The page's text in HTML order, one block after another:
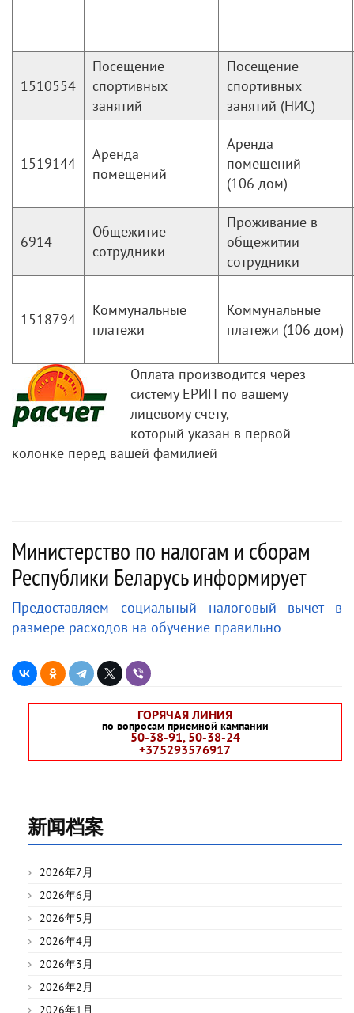
1510554
Посещение
спортивных
занятий
Посещение
спортивных
занятий (НИС)
1519144
Аренда
помещений
Аренда
помещений
(106 дом)
6914
Общежитие
сотрудники
Проживание в
общежитии
сотрудники
1518794
Коммунальные
платежи
Коммунальные
платежи (106 дом)
Оплата производится через
систему ЕРИП по вашему
лицевому счету,
который указан в первой
колонке перед вашей фамилией
Министерство по налогам и сборам
Республики Беларусь информирует
Предоставляем социальный налоговый вычет в
размере расходов на обучение правильно
ГОРЯЧАЯ ЛИНИЯ
по вопросам приемной кампании
50-38-91, 50-38-24
+375293576917
新闻档案
2026年7月
2026年6月
2026年5月
2026年4月
2026年3月
2026年2月
2026年1月